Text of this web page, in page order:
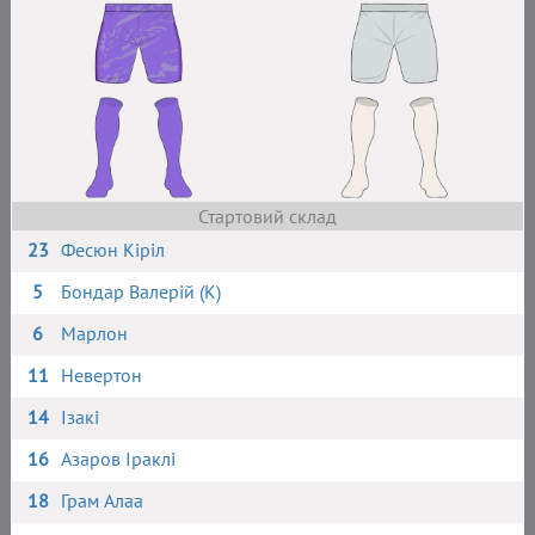
Стартовий склад
23 Фесюн Кіріл
5
Бондар Валерій (К)
6
Марлон
11 Невертон
14 Ізакі
16 Азаров Іраклі
18 Грам Алаа